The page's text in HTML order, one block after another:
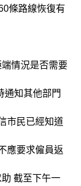
條路線恢復有
端情況是否需要
通知其他部門
市民已經知道
應要求僱員返
截至下午一